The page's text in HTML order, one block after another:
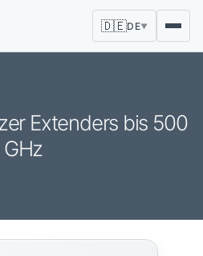
🇩🇪DE▼
Extenders bis 500
GHz